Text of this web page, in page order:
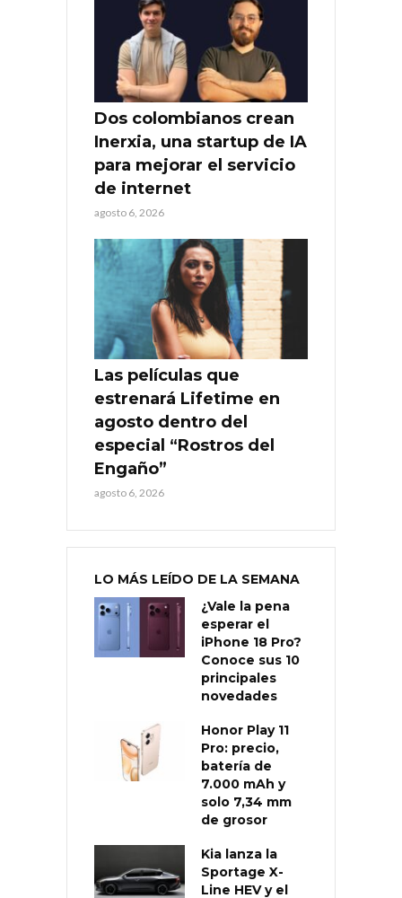
Dos colombianos crean
Inerxia, una startup de IA
para mejorar el servicio
de internet
agosto 6, 2026
Las películas que
estrenará Lifetime en
agosto dentro del
especial “Rostros del
Engaño”
agosto 6, 2026
LO MÁS LEÍDO DE LA SEMANA
¿Vale la pena
esperar el
iPhone 18 Pro?
Conoce sus 10
principales
novedades
Honor Play 11
Pro: precio,
batería de
7.000 mAh y
solo 7,34 mm
de grosor
Kia lanza la
Sportage X-
Line HEV y el